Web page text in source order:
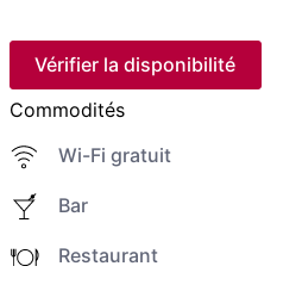
Vérifier la disponibilité
Commodités
Wi-Fi gratuit
Bar
Restaurant